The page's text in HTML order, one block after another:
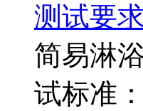
测试要
简易淋
试标准